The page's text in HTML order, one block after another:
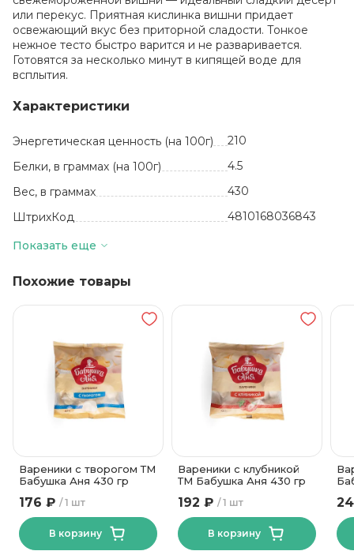
или перекус. Приятная кислинка вишни придает
освежающий вкус без приторной сладости. Тонкое
нежное тесто быстро варится и не разваривается.
Готовятся за несколько минут в кипящей воде для
всплытия.
Характеристики
Энергетическая ценность (на 100г)
210
Белки, в граммах (на 100г)
4.5
Вес, в граммах
430
ШтрихКод
4810168036843
Базовая единица
Жиры, в граммах (на 100 г)
пшеничная в/с, вода,
соль йодированная,
краситель
каротины).¶¶Начинка:
вишня
сахар, крахмал
картофельный).
Температура хранения
Углеводы, в граммах (на 100г)
47
Показать еще
Похожие товары
Вареники с творогом ТМ
Бабушка Аня 430 гр
1 шт
176 ₽
В корзину
Вареники с клубникой
ТМ Бабушка Аня 430 гр
1 шт
192 ₽
В корзину